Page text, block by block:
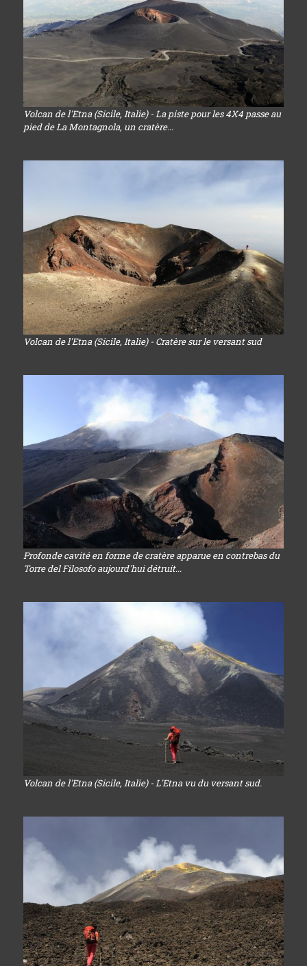
Volcan de l'Etna (Sicile, Italie) - La piste pour les 4X4 passe au
pied de La Montagnola, un cratère...
Volcan de l'Etna (Sicile, Italie) - Cratère sur le versant sud
Profonde cavité en forme de cratère apparue en contrebas du
Torre del Filosofo aujourd'hui détruit...
Volcan de l'Etna (Sicile, Italie) - L'Etna vu du versant sud.